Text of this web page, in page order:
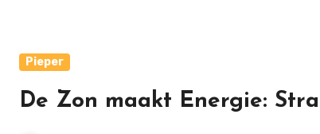
Pieper
De Zon maakt Energie: